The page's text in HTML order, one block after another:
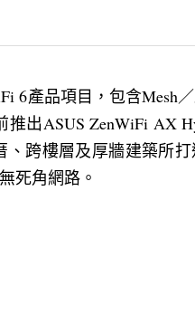
6產品項目，包含Mesh
出ASUS ZenWiFi AX
跨樓層及厚牆建築所
死角網路。